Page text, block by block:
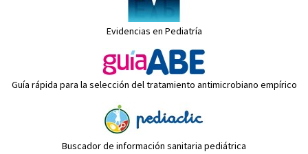
Evidencias en Pediatría
Guía rápida para la selección del tratamiento antimicrobiano empírico
Buscador de información sanitaria pediátrica